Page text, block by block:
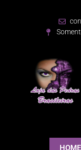
HOME